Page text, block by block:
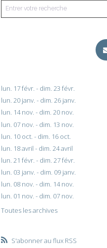
lun. 17 févr. - dim. 23 févr.
lun. 20 janv. - dim. 26 janv.
lun. 14 nov. - dim. 20 nov.
lun. 07 nov. - dim. 13 nov.
lun. 10 oct. - dim. 16 oct.
lun. 18 avril - dim. 24 avril
lun. 21 févr. - dim. 27 févr.
lun. 03 janv. - dim. 09 janv.
lun. 08 nov. - dim. 14 nov.
lun. 01 nov. - dim. 07 nov.
Toutes les archives
S'abonner au flux RSS